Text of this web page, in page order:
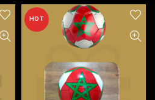
plusieurs
variations.
peuvent
choisies
HOT